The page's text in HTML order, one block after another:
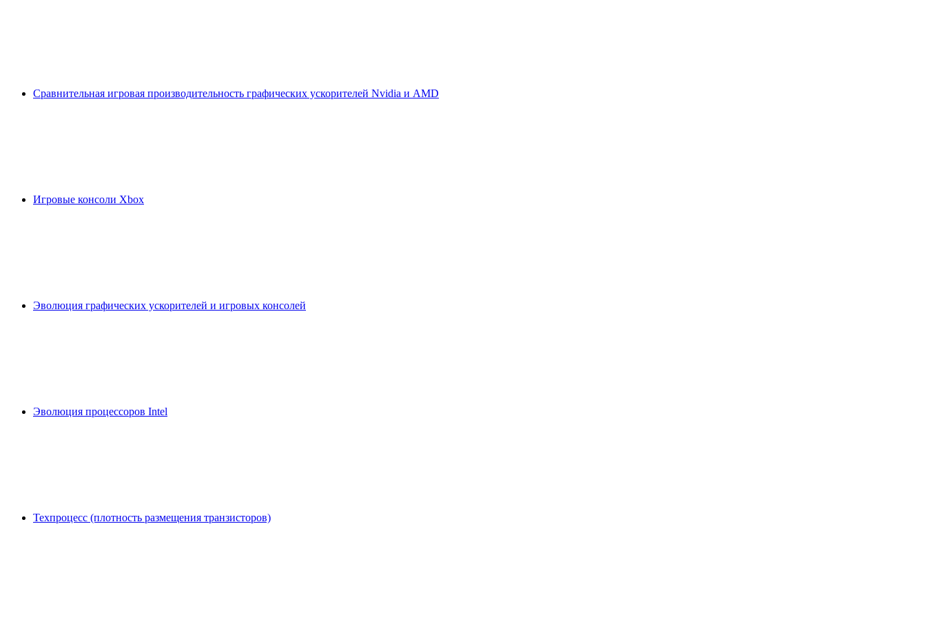
Сравнительная игровая производительность графических ускорителей Nvidia и AMD
Игровые консоли Xbox
Эволюция графических ускорителей и игровых консолей
Эволюция процессоров Intel
Техпроцесс (плотность размещения транзисторов)